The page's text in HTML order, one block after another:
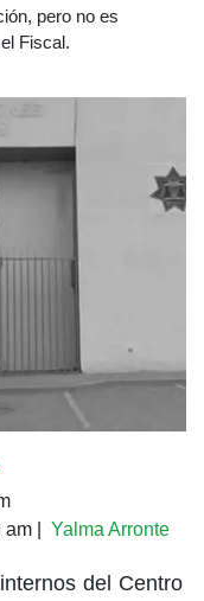
pero no es
Fiscal.
am Yalma Arronte
del Centro